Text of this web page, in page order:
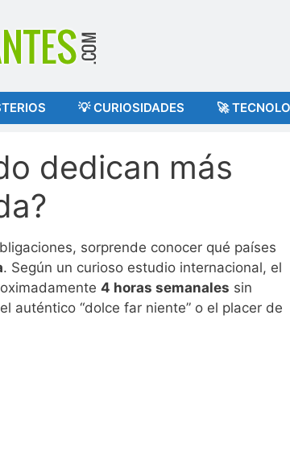
💡 CURIOSIDADES 🚀
dedican más
sorprende conocer qué países
. Según un curioso estudio internacional, el
4 horas semanales sin
auténtico “dolce far niente” o el placer de